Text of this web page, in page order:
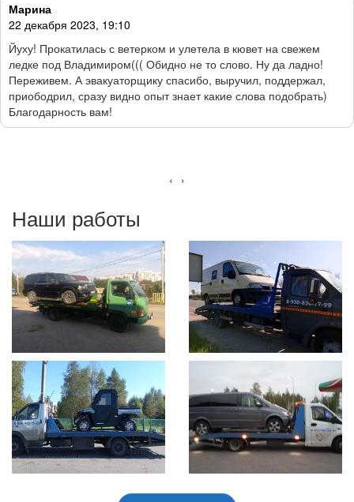
Марина
22 декабря 2023, 19:10
Йуху! Прокатилась с ветерком и улетела в кювет на свежем
ледке под Владимиром((( Обидно не то слово. Ну да ладно!
Переживем. А эвакуаторщику спасибо, выручил, поддержал,
приободрил, сразу видно опыт знает какие слова подобрать)
Благодарность вам!
‹ ›
Наши работы